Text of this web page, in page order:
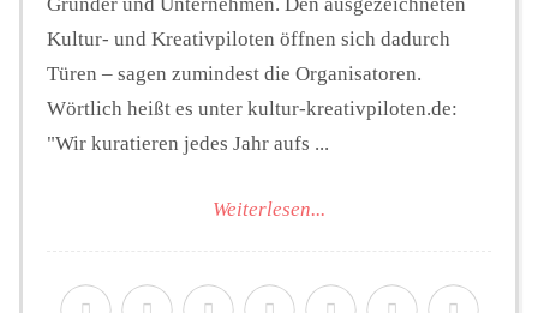
Gründer und Unternehmen. Den ausgezeichneten
Kultur- und Kreativpiloten öffnen sich dadurch
Türen – sagen zumindest die Organisatoren.
Wörtlich heißt es unter kultur-kreativpiloten.de:
"Wir kuratieren jedes Jahr aufs ...
Weiterlesen...